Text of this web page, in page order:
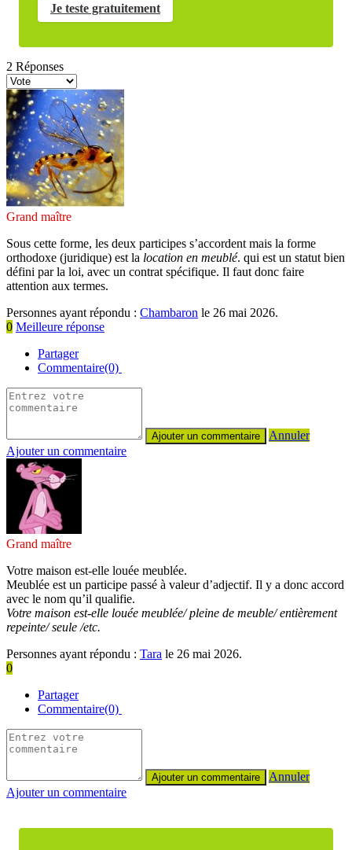
Je teste gratuitement
2 Réponses
Grand maître
Sous cette forme, les deux participes s’accordent mais la forme
orthodoxe (juridique) est la location en meublé. qui est un statut bien
défini par la loi, avec un contrat spécifique. Il faut donc faire
attention aux termes.
Personnes ayant répondu : Chambaron le 26 mai 2026.
0 Meilleure réponse
Partager
Commentaire(0)
Annuler
Ajouter un commentaire
Grand maître
Votre maison est-elle louée meublée.
Meublée est un participe passé à valeur d’adjectif. Il y a donc accord
avec le nom qu’il qualifie.
Votre maison est-elle louée meublée/ pleine de meuble/ entièrement
repeinte/ seule /etc.
Personnes ayant répondu : Tara le 26 mai 2026.
0
Partager
Commentaire(0)
Annuler
Ajouter un commentaire